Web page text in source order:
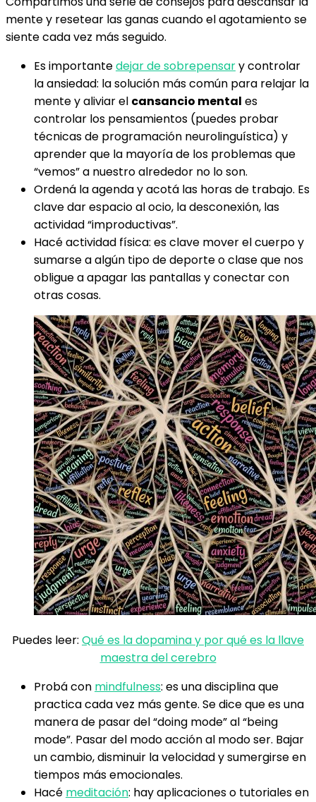
mente y resetear las ganas cuando el agotamiento se
siente cada vez más seguido.
Es importantedejar de sobrepensary controlar
la ansiedad: la solución más común para relajar la
mente y aliviar el cansancio mental es
controlar los pensamientos (puedes probar
técnicas de programación neurolinguística) y
aprender que la mayoría de los problemas que
“vemos” a nuestro alrededor no lo son.
Ordená la agenda y acotá las horas de trabajo. Es
clave dar espacio al ocio, la desconexión, las
actividad “improductivas”.
Hacé actividad física: es clave mover el cuerpo y
sumarse a algún tipo de deporte o clase que nos
obligue a apagar las pantallas y conectar con
otras cosas.
Puedes leer: Qué es la dopamina y por qué es la llave
maestra del cerebro
Probá con mindfulness: es una disciplina que
practica cada vez más gente. Se dice que es una
manera de pasar del “doing mode” al “being
mode”. Pasar del modo acción al modo ser. Bajar
un cambio, disminuir la velocidad y sumergirse en
tiempos más emocionales.
Hacé meditación: hay aplicaciones o tutoriales en